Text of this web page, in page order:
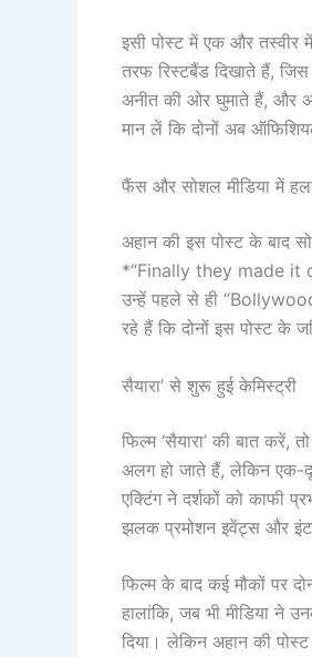
इसी पोस्ट में एक और तस्वीर
तरफ रिस्टबैंड दिखाते हैं,
अनीत की ओर घुमाते हैं, और
मान लें कि दोनों अब
फैंस और सोशल मीडिया में
अहान की इस पोस्ट के बाद
*“Finally they made it
उन्हें पहले से ही
रहे हैं कि दोनों इस पोस्ट के
सैयारा’ से शुरू हुई केमिस्ट्री
फिल्म ‘सैयारा’ की बात करें,
अलग हो जाते हैं, लेकिन एक-
एक्टिंग ने दर्शकों को काफी
झलक प्रमोशन इवेंट्स और
फिल्म के बाद कई मौकों पर
हालांकि, जब भी मीडिया ने
दिया। लेकिन अहान की